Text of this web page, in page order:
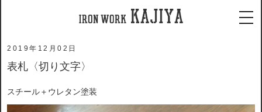
2019年12月02日
表札〈切り文字〉
スチール＋ウレタン塗装